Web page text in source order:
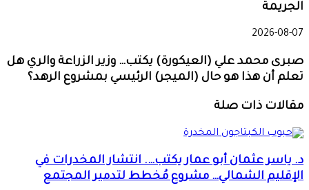
الجريمة
2026-08-07
صبرى محمد علي (العيكورة) يكتب… وزير الزراعة والري هل
تعلم أن هذا هو حال (الميجر) الرئيسي بمشروع الرهد؟
مقالات ذات صلة
د. ياسر عثمان أبو عمار يكتب…. انتشار المخدرات في
الإقليم الشمالي… مشروع مُخطط لتدمير المجتمع